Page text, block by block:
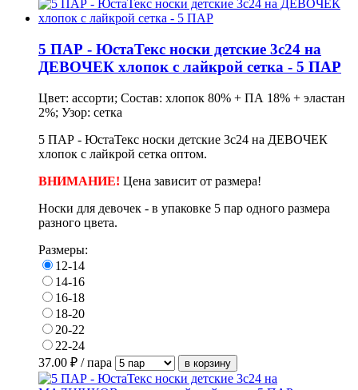
5 ПАР - ЮстаТекс носки детские 3с24 на
ДЕВОЧЕК хлопок с лайкрой сетка - 5 ПАР
Цвет: ассорти; Состав: хлопок 80% + ПА 18% + эластан
2%; Узор: сетка
5 ПАР - ЮстаТекс носки детские 3с24 на ДЕВОЧЕК
хлопок с лайкрой сетка оптом.
ВНИМАНИЕ! Цена зависит от размера!
Носки для девочек - в упаковке 5 пар одного размера
разного цвета.
Размеры:
12-14
14-16
16-18
18-20
20-22
22-24
37.00 ₽ / пара